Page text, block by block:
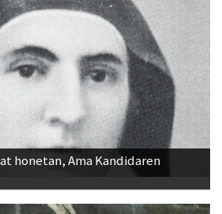
honetan, Ama Kandidaren